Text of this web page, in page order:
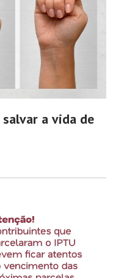
a vida de